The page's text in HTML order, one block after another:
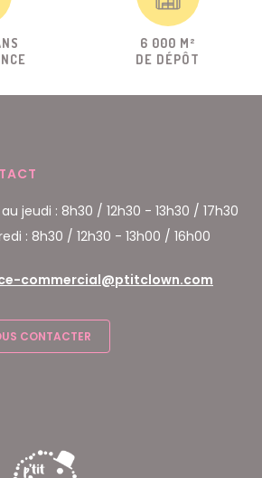
6 000 M²
DE DÉPÔT
jeudi : 8h30 / 12h30 - 13h30 / 17h30
: 8h30 / 12h30 - 13h00 / 16h00
commercial@ptitclown.com
CONTACTER